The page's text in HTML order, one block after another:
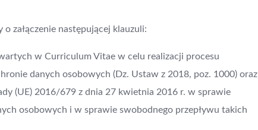
załączenie następującej klauzuli:
w Curriculum Vitae w celu realizacji procesu
danych osobowych (Dz. Ustaw z 2018, poz. 1000) oraz
(UE) 2016/679 z dnia 27 kwietnia 2016 r. w sprawie
osobowych i w sprawie swobodnego przepływu takich